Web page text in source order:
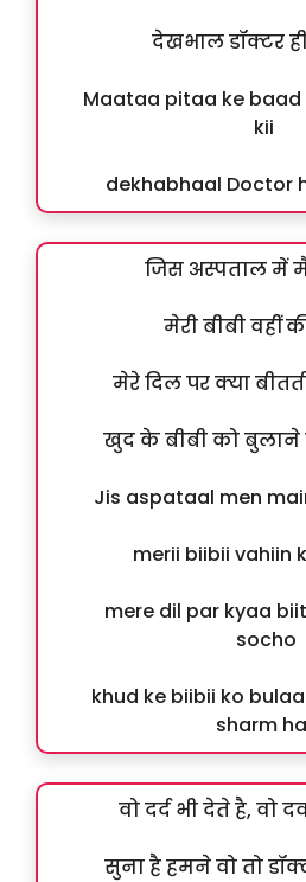
देखभाल डॉक्टर
Maataa pitaa ke baad
kii
dekhabhaal Doctor
जिस अस्पताल में
मेरी बीबी वहीं
मेरे दिल पर क्या
खुद के बीबी को बुलाने
Jis aspataal men
merii biibii vahiin
mere dil par kyaa
socho
khud ke biibii ko
sharm
वो दर्द भी देते है, वो
सुना है हमने वो तो